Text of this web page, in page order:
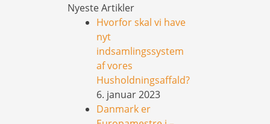
Nyeste Artikler
Hvorfor skal vi have
nyt
indsamlingssystem
af vores
Husholdningsaffald?
6. januar 2023
Danmark er